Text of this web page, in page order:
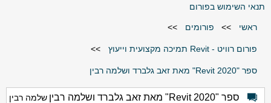
תנאי השימוש בפורום
ראשי >> פורומים >>
פורום רוויט - Revit תמיכה מקצועית וייעוץ >>
ספר "Revit 2020" מאת זאב גלברד ושלמה רבין
ספר "Revit 2020" מאת זאב גלברד ושלמה רבין שלמה רבין